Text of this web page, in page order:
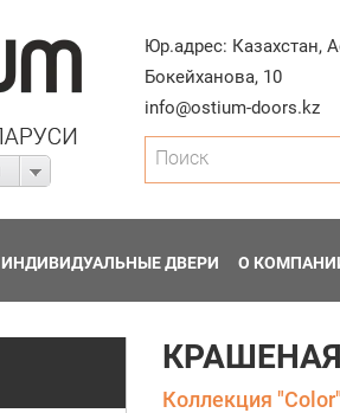
Юр.адрес: Казахстан,
Бокейханова, 10
info@ostium-doors.kz
Поиск
ИНДИВИДУАЛЬНЫЕ ДВЕРИ О
КРАШЕНАЯ
Коллекция "Color"